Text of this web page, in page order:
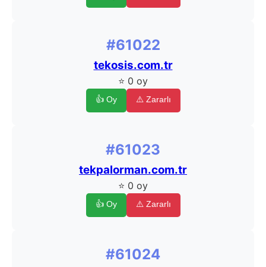
#61022
tekosis.com.tr
⭐ 0 oy
👍 Oy ⚠️ Zararlı
#61023
tekpalorman.com.tr
⭐ 0 oy
👍 Oy ⚠️ Zararlı
#61024